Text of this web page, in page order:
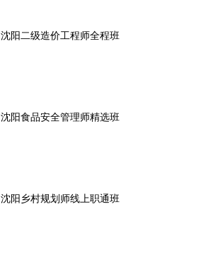
沈阳二级造价工程师全程班
沈阳食品安全管理师精选班
沈阳乡村规划师线上职通班